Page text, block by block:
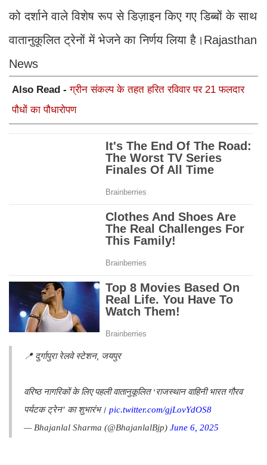
को दर्शाने वाले विशेष रूप से डिज़ाइन किए गए डिब्बों के साथ
वातानुकूलित ट्रेनों में भेजने का निर्णय लिया है।Rajasthan
News
Also Read -ग्रीन संकल्प के तहत हरित रविवार पर 21 फलदार
पौधों का पौधारोपण
📍 दुर्गापुरा रेलवे स्टेशन, जयपुर
वरिष्ठ नागरिकों के लिए पहली वातानुकूलित ‘राजस्थान वाहिनी भारत गौरव
पर्यटक ट्रेन’ का शुभारंभ। pic.twitter.com/gjLovYdOS8
— Bhajanlal Sharma (@BhajanlalBjp) June 6, 2025